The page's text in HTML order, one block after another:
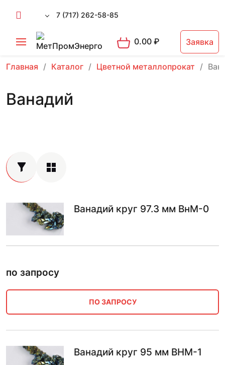
7 (717) 262-58-85
0.00₽ Заявка
Главная Каталог Цветной металлопрокат
Ванадий
Ванадий круг 97.3 мм ВнМ-0
по запросу
ПО ЗАПРОСУ
Ванадий круг 95 мм ВНМ-1